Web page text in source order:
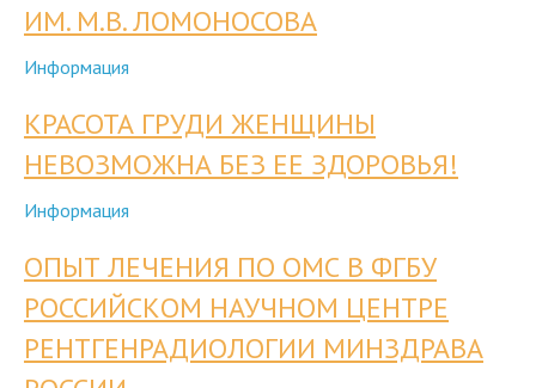
ИМ. М.В. ЛОМОНОСОВА
Информация
КРАСОТА ГРУДИ ЖЕНЩИНЫ
НЕВОЗМОЖНА БЕЗ ЕЕ ЗДОРОВЬЯ!
Информация
ОПЫТ ЛЕЧЕНИЯ ПО ОМС В ФГБУ
РОССИЙСКОМ НАУЧНОМ ЦЕНТРЕ
РЕНТГЕНРАДИОЛОГИИ МИНЗДРАВА